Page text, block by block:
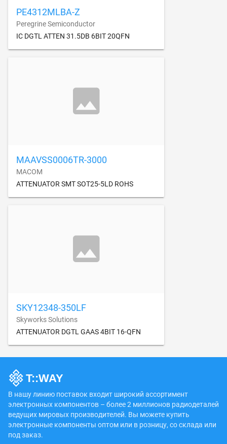
PE4312MLBA-Z
Peregrine Semiconductor
IC DGTL ATTEN 31.5DB 6BIT 20QFN
MAAVSS0006TR-3000
MACOM
ATTENUATOR SMT SOT25-5LD ROHS
SKY12348-350LF
Skyworks Solutions
ATTENUATOR DGTL GAAS 4BIT 16-QFN
В нашу линию поставок входит широкий ассортимент
электронных компонентов – более 2 миллионов радиодеталей
ведущих мировых производителей. Вы можете купить
электронные компоненты оптом или в розницу, со склада или
под заказ.